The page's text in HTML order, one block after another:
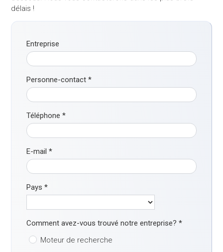
délais !
Entreprise
Personne-contact*
Téléphone*
E-mail*
Pays*
Comment avez-vous trouvé notre entreprise?*
Moteur de recherche